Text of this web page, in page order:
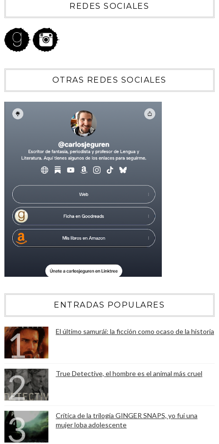
REDES SOCIALES
OTRAS REDES SOCIALES
ENTRADAS POPULARES
El último samurái: la ficción como ocaso de la historia
True Detective, el hombre es el animal más cruel
Crítica de la trilogía GINGER SNAPS, yo fui una
mujer loba adolescente